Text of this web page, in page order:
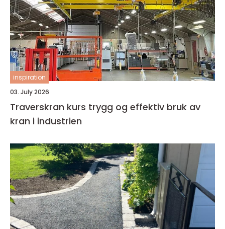
inspiration
03. July 2026
Traverskran kurs trygg og effektiv bruk av
kran i industrien